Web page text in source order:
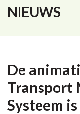
NIEUWS
De
Transport
Systeem